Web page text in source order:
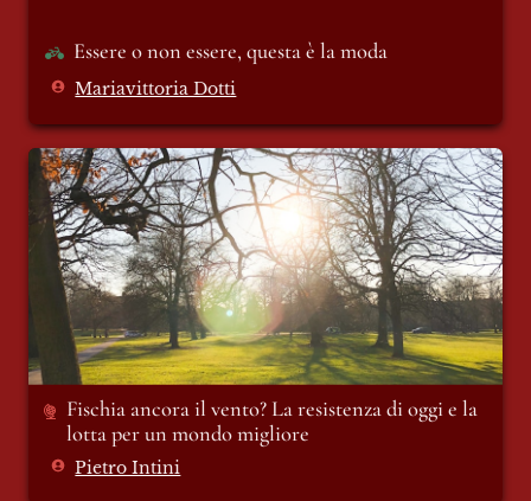
Essere o non essere, questa è la moda
Mariavittoria Dotti
Fischia ancora il vento? La resistenza di
oggi e la lotta per un mondo migliore
Fischia ancora il vento? La resistenza di oggi e la
lotta per un mondo migliore
Pietro Intini